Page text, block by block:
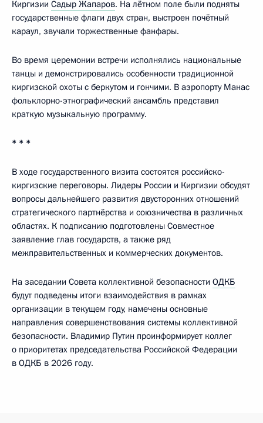
Киргизии Садыр Жапаров. На лётном поле были подняты
государственные флаги двух стран, выстроен почётный
караул, звучали торжественные фанфары.
Во время церемонии встречи исполнялись национальные
танцы и демонстрировались особенности традиционной
киргизской охоты с беркутом и гончими. В аэропорту Манас
фольклорно-этнографический ансамбль представил
краткую музыкальную программу.
* * *
В ходе государственного визита состоятся российско-
киргизские переговоры. Лидеры России и Киргизии обсудят
вопросы дальнейшего развития двусторонних отношений
стратегического партнёрства и союзничества в различных
областях. К подписанию подготовлены Совместное
заявление глав государств, а также ряд
межправительственных и коммерческих документов.
На заседании Совета коллективной безопасности ОДКБ
будут подведены итоги взаимодействия в рамках
организации в текущем году, намечены основные
направления совершенствования системы коллективной
безопасности. Владимир Путин проинформирует коллег
о приоритетах председательства Российской Федерации
в ОДКБ в 2026 году.